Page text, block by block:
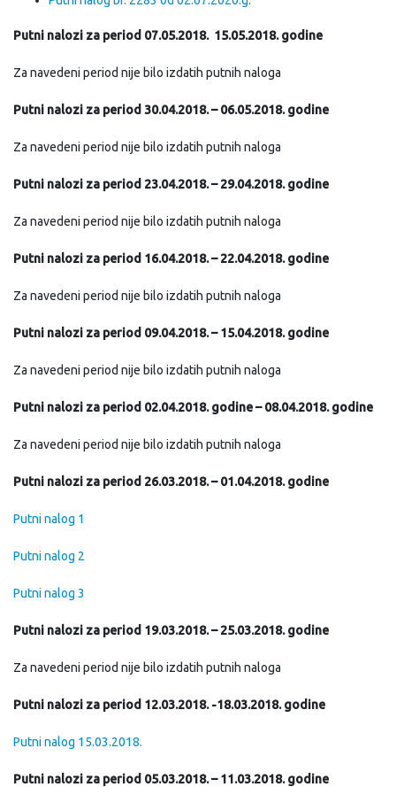
Putni nalozi za period 07.05.2018. 15.05.2018. godine
Za navedeni period nije bilo izdatih putnih naloga
Putni nalozi za period 30.04.2018. – 06.05.2018. godine
Za navedeni period nije bilo izdatih putnih naloga
Putni nalozi za period 23.04.2018. – 29.04.2018. godine
Za navedeni period nije bilo izdatih putnih naloga
Putni nalozi za period 16.04.2018. – 22.04.2018. godine
Za navedeni period nije bilo izdatih putnih naloga
Putni nalozi za period 09.04.2018. – 15.04.2018. godine
Za navedeni period nije bilo izdatih putnih naloga
Putni nalozi za period 02.04.2018. godine – 08.04.2018. godine
Za navedeni period nije bilo izdatih putnih naloga
Putni nalozi za period 26.03.2018. – 01.04.2018. godine
Putni nalog 1
Putni nalog 2
Putni nalog 3
Putni nalozi za period 19.03.2018. – 25.03.2018. godine
Za navedeni period nije bilo izdatih putnih naloga
Putni nalozi za period 12.03.2018. -18.03.2018. godine
Putni nalog 15.03.2018.
Putni nalozi za period 05.03.2018. – 11.03.2018. godine